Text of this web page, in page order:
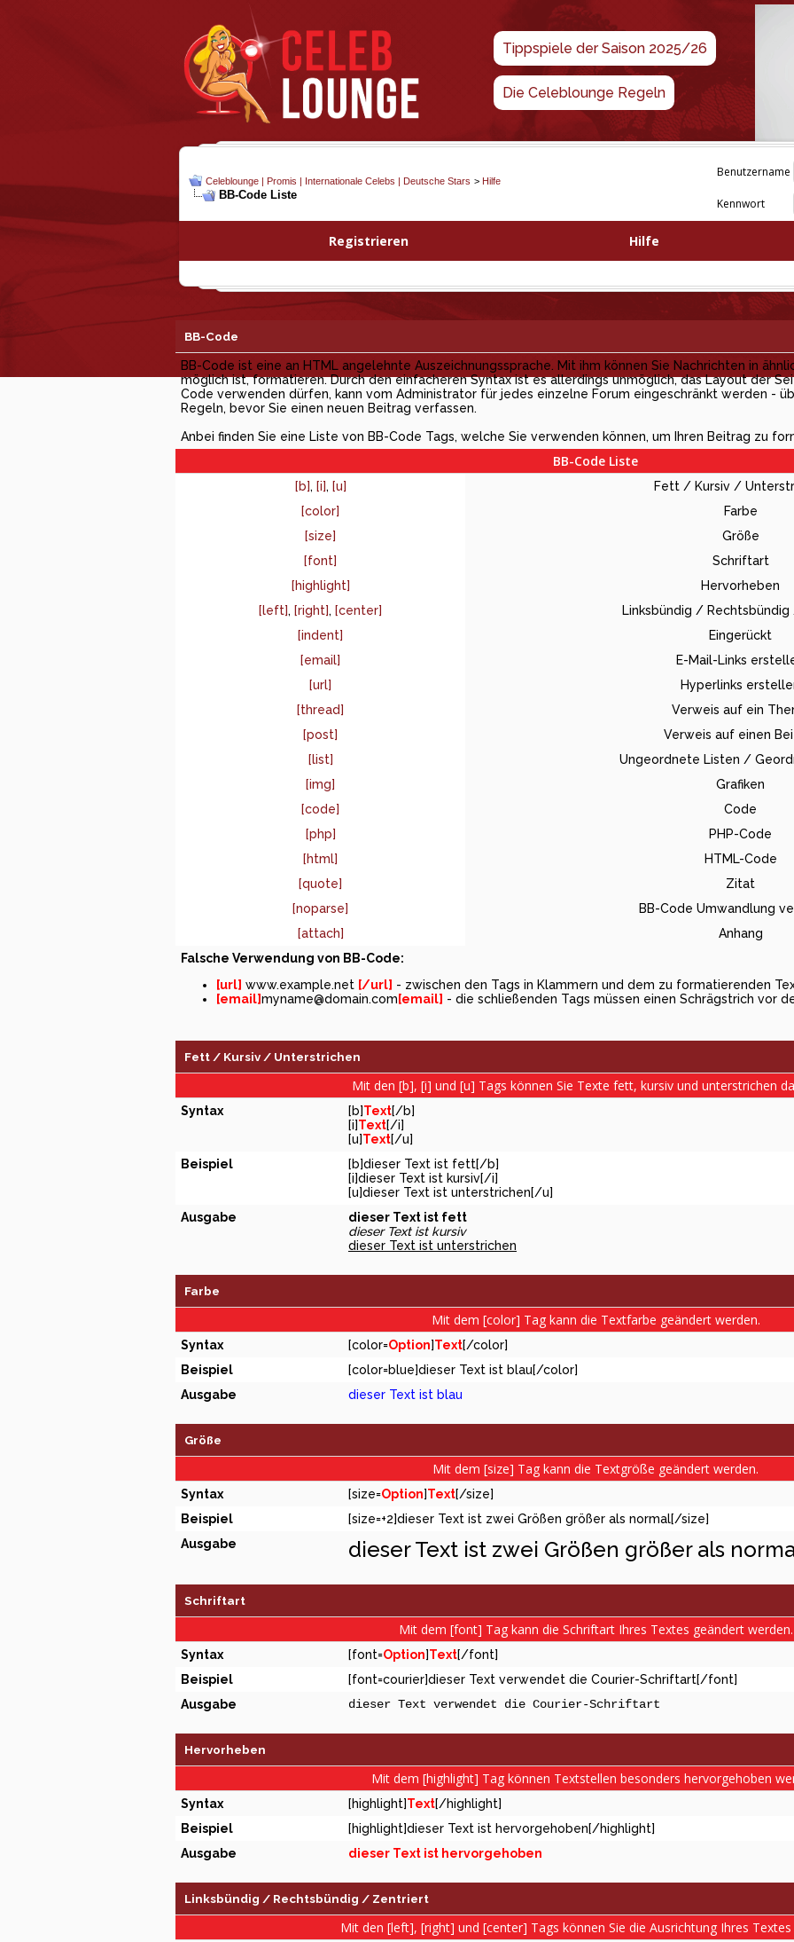
Tippspiele der Saison 2025/26
Die Celeblounge Regeln
Celeblounge | Promis | Internationale Celebs | Deutsche Stars > Hilfe
BB-Code Liste
Benutzername
Kennwort
Registrieren Hilfe
BB-Code
BB-Code ist eine an HTML angelehnte Auszeichnungssprache. Mit ihm können Sie Nachrichten in
möglich ist, formatieren. Durch den einfacheren Syntax ist es allerdings unmöglich, das Layout der
Code verwenden dürfen, kann vom Administrator für jedes einzelne Forum eingeschränkt werden -
Regeln, bevor Sie einen neuen Beitrag verfassen.
Anbei finden Sie eine Liste von BB-Code Tags, welche Sie verwenden können, um Ihren Beitrag zu
BB-Code Liste
[b], [i], [u]
Fett / Kursiv /
[color]
Farbe
[size]
Größe
[font]
Schriftart
[highlight]
Hervorheben
[left], [right], [center]
Linksbündig /
[indent]
Eingerückt
[email]
E-Mail-Links
[url]
Hyperlinks
[thread]
Verweis auf ein
[post]
Verweis auf einen
[list]
Ungeordnete Listen /
[img]
Grafiken
[code]
Code
[php]
PHP-Code
[html]
HTML-Code
[quote]
Zitat
[noparse]
BB-Code Umwandlung
[attach]
Anhang
Falsche Verwendung von BB-Code:
[url] www.example.net [/url] - zwischen den Tags in Klammern und dem zu formatierenden
[email]myname@domain.com [email] - die schließenden Tags müssen einen Schrägstrich vor
Fett / Kursiv / Unterstrichen
Mit den [b], [i] und [u] Tags können Sie Texte fett, kursiv und unterstrichen
Syntax [b]Text[/b]
[i]Text[/i]
[u]Text[/u]
Beispiel
[b]dieser Text ist fett[/b]
[i]dieser Text ist kursiv[/i]
[u]dieser Text ist unterstrichen[/u]
Ausgabe
dieser Text ist fett
dieser Text ist kursiv
dieser Text ist unterstrichen
Farbe
Mit dem [color] Tag kann die Textfarbe geändert werden.
Syntax [color=Option]Text[/color]
Beispiel
[color=blue]dieser Text ist blau[/color]
Ausgabe
dieser Text ist blau
Größe
Mit dem [size] Tag kann die Textgröße geändert werden.
Syntax [size=Option]Text[/size]
Beispiel
[size=+2]dieser Text ist zwei Größen größer als normal[/size]
Ausgabe
dieser Text ist zwei Größen größer als
Schriftart
Mit dem [font] Tag kann die Schriftart Ihres Textes geändert werden.
Syntax [font=Option]Text[/font]
Beispiel
[font=courier]dieser Text verwendet die Courier-Schriftart[/font]
Ausgabe
dieser Text verwendet die Courier-Schriftart
Hervorheben
Mit dem [highlight] Tag können Textstellen besonders hervorgehoben
Syntax [highlight]Text[/highlight]
Beispiel
[highlight]dieser Text ist hervorgehoben[/highlight]
Ausgabe
dieser Text ist hervorgehoben
Linksbündig / Rechtsbündig / Zentriert
Mit den [left], [right] und [center] Tags können Sie die Ausrichtung Ihres